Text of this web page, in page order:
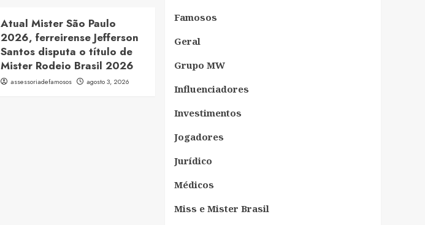
Atual Mister São Paulo
2026, ferreirense Jefferson
Santos disputa o título de
Mister Rodeio Brasil 2026
assessoriadefamosos agosto 3, 2026
Famosos
Geral
Grupo MW
Influenciadores
Investimentos
Jogadores
Jurídico
Médicos
Miss e Mister Brasil